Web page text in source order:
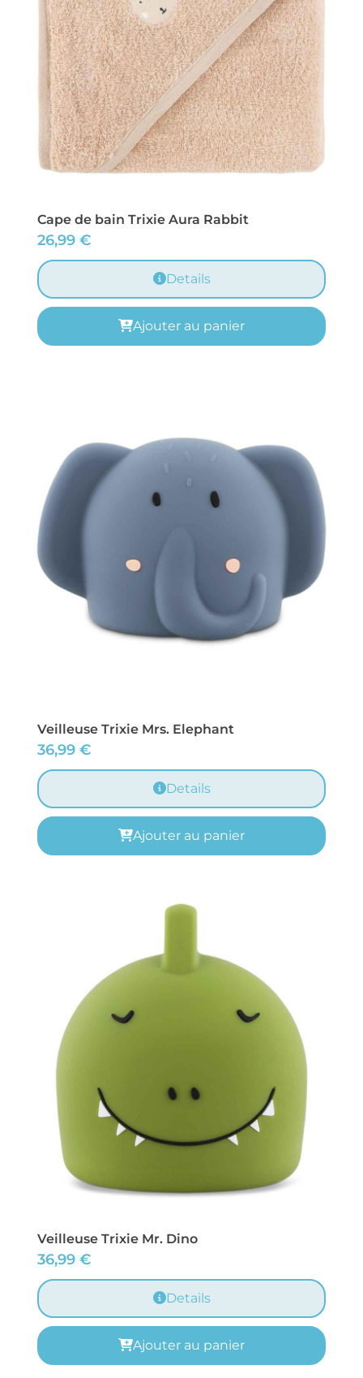
Cape de bain Trixie Aura Rabbit
26,99 €
Details
Ajouter au panier
Veilleuse Trixie Mrs. Elephant
36,99 €
Details
Ajouter au panier
Veilleuse Trixie Mr. Dino
36,99 €
Details
Ajouter au panier